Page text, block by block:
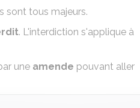
sont tous majeurs.
. L'interdiction s'applique à
une amende pouvant aller